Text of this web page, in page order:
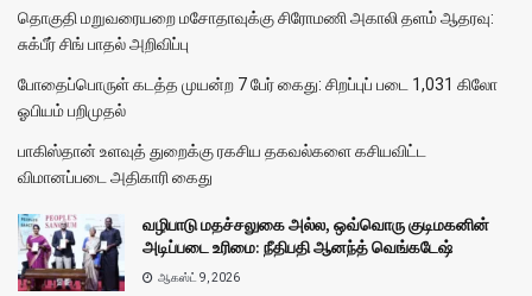
தொகுதி மறுவரையறை மசோதாவுக்கு சிரோமணி அகாலி தளம் ஆதரவு:
சுக்பீர் சிங் பாதல் அறிவிப்பு
போதைப்பொருள் கடத்த முயன்ற 7 பேர் கைது: சிறப்புப் படை 1,031 கிலோ
ஓபியம் பறிமுதல்
பாகிஸ்தான் உளவுத் துறைக்கு ரகசிய தகவல்களை கசியவிட்ட
விமானப்படை அதிகாரி கைது
வழிபாடு மதச்சலுகை அல்ல, ஒவ்வொரு குடிமகனின்
அடிப்படை உரிமை: நீதிபதி ஆனந்த் வெங்கடேஷ்
ஆகஸ்ட் 9, 2026